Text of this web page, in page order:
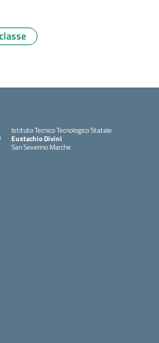
Istituto Tecnico Tecnologico Statale
Eustachio Divini
San Severino Marche